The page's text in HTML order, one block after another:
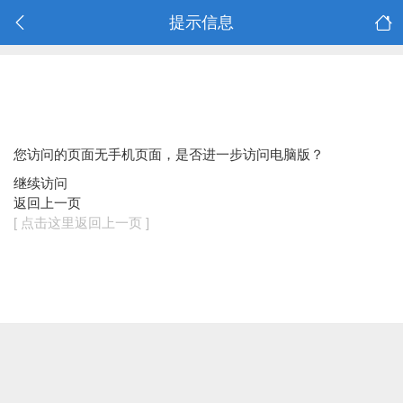
提示信息
您访问的页面无手机页面，是否进一步访问电脑版？
继续访问
返回上一页
[ 点击这里返回上一页 ]